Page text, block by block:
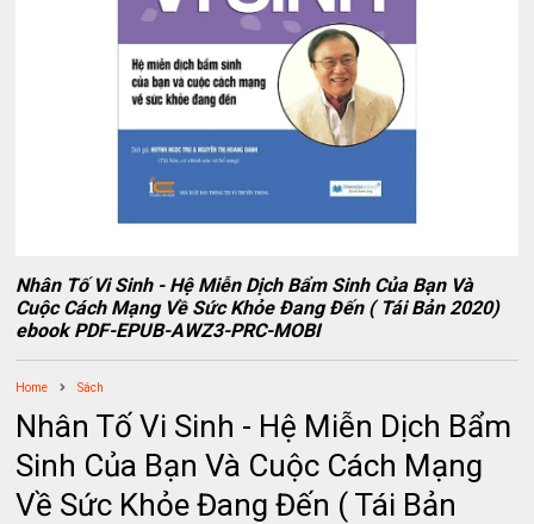
Nhân Tố Vi Sinh - Hệ Miễn Dịch Bẩm Sinh Của Bạn Và
Cuộc Cách Mạng Về Sức Khỏe Đang Đến ( Tái Bản 2020)
ebook PDF-EPUB-AWZ3-PRC-MOBI
Home Sách
Nhân Tố Vi Sinh - Hệ Miễn Dịch Bẩm
Sinh Của Bạn Và Cuộc Cách Mạng
Về Sức Khỏe Đang Đến ( Tái Bản